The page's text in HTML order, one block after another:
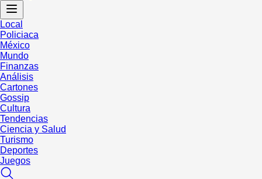
Local
Policiaca
México
Mundo
Finanzas
Análisis
Cartones
Gossip
Cultura
Tendencias
Ciencia y Salud
Turismo
Deportes
Juegos